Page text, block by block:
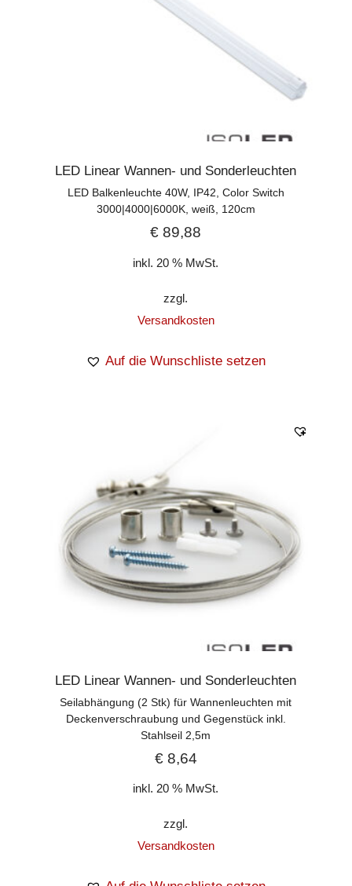
LED Linear Wannen- und Sonderleuchten
LED Balkenleuchte 40W, IP42, Color Switch
3000|4000|6000K, weiß, 120cm
€ 89,88
inkl. 20 % MwSt.
zzgl.
Versandkosten
Auf die Wunschliste setzen
LED Linear Wannen- und Sonderleuchten
Seilabhängung (2 Stk) für Wannenleuchten mit
Deckenverschraubung und Gegenstück inkl.
Stahlseil 2,5m
€8,64
inkl. 20 % MwSt.
zzgl.
Versandkosten